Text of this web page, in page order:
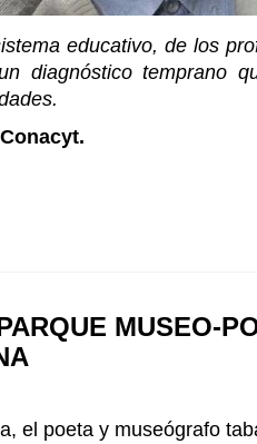
educativo, de los
diagnóstico temprano
MUSEO-
el poeta y museógrafo